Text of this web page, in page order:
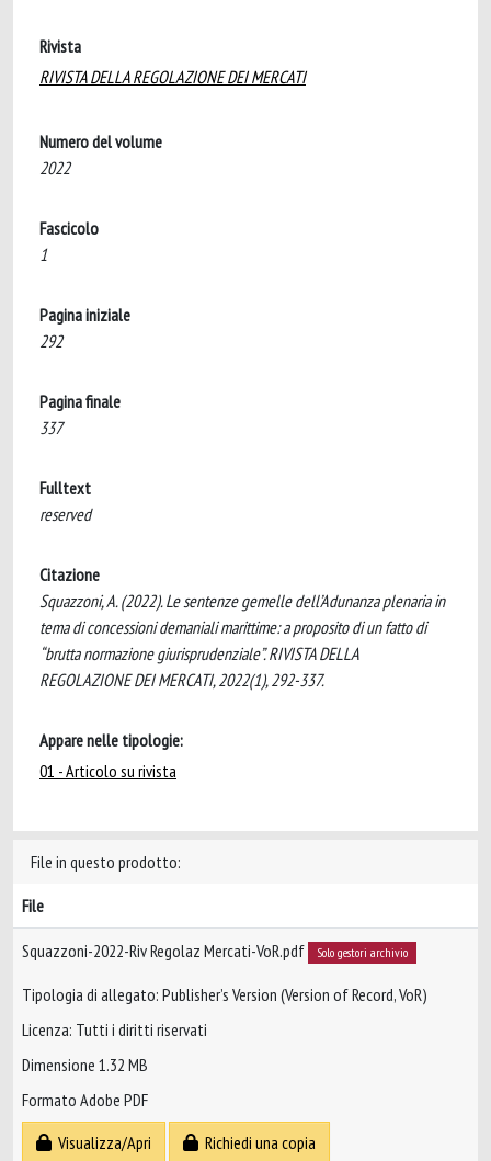
Rivista
RIVISTA DELLA REGOLAZIONE DEI MERCATI
Numero del volume
2022
Fascicolo
1
Pagina iniziale
292
Pagina finale
337
Fulltext
reserved
Citazione
Squazzoni, A. (2022). Le sentenze gemelle dell’Adunanza plenaria in
tema di concessioni demaniali marittime: a proposito di un fatto di
“brutta normazione giurisprudenziale”. RIVISTA DELLA
REGOLAZIONE DEI MERCATI, 2022(1), 292-337.
Appare nelle tipologie:
01 - Articolo su rivista
File in questo prodotto:
File
Squazzoni-2022-Riv Regolaz Mercati-VoR.pdf Solo gestori archivio
Tipologia di allegato: Publisher’s Version (Version of Record, VoR)
Licenza: Tutti i diritti riservati
Dimensione 1.32 MB
Formato Adobe PDF
Visualizza/Apri
Richiedi una copia